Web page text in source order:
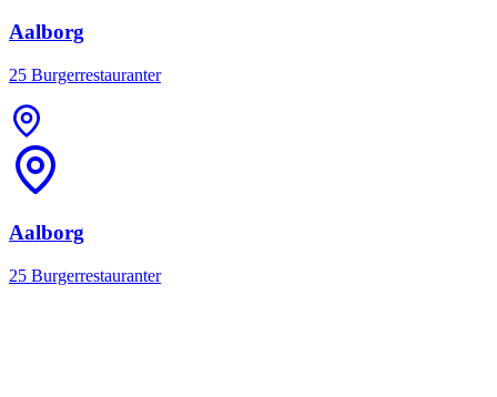
Aalborg
25 Burgerrestauranter
Aalborg
25 Burgerrestauranter